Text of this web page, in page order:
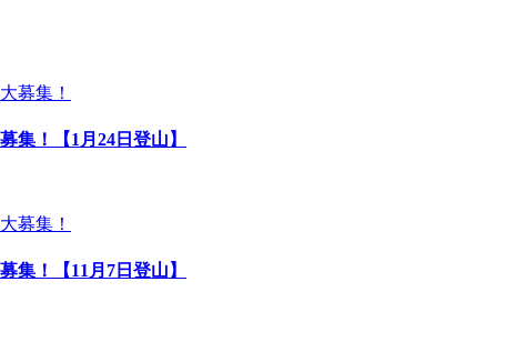
！【1月24日登山】
！【11月7日登山】